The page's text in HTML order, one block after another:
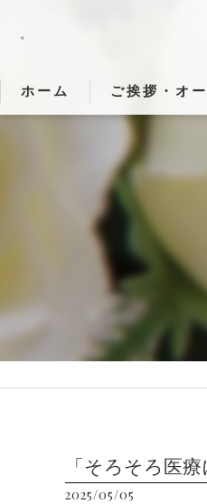
。
ホーム ご挨拶・オ
「そろそろ医
2025/05/05